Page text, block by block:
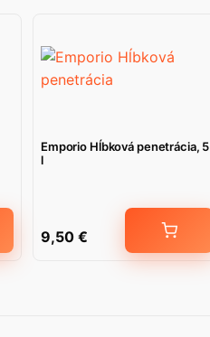
Emporio Hĺbková penetrácia, 5
l
9,50 €